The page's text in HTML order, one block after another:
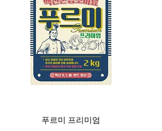
푸르미 프리미엄